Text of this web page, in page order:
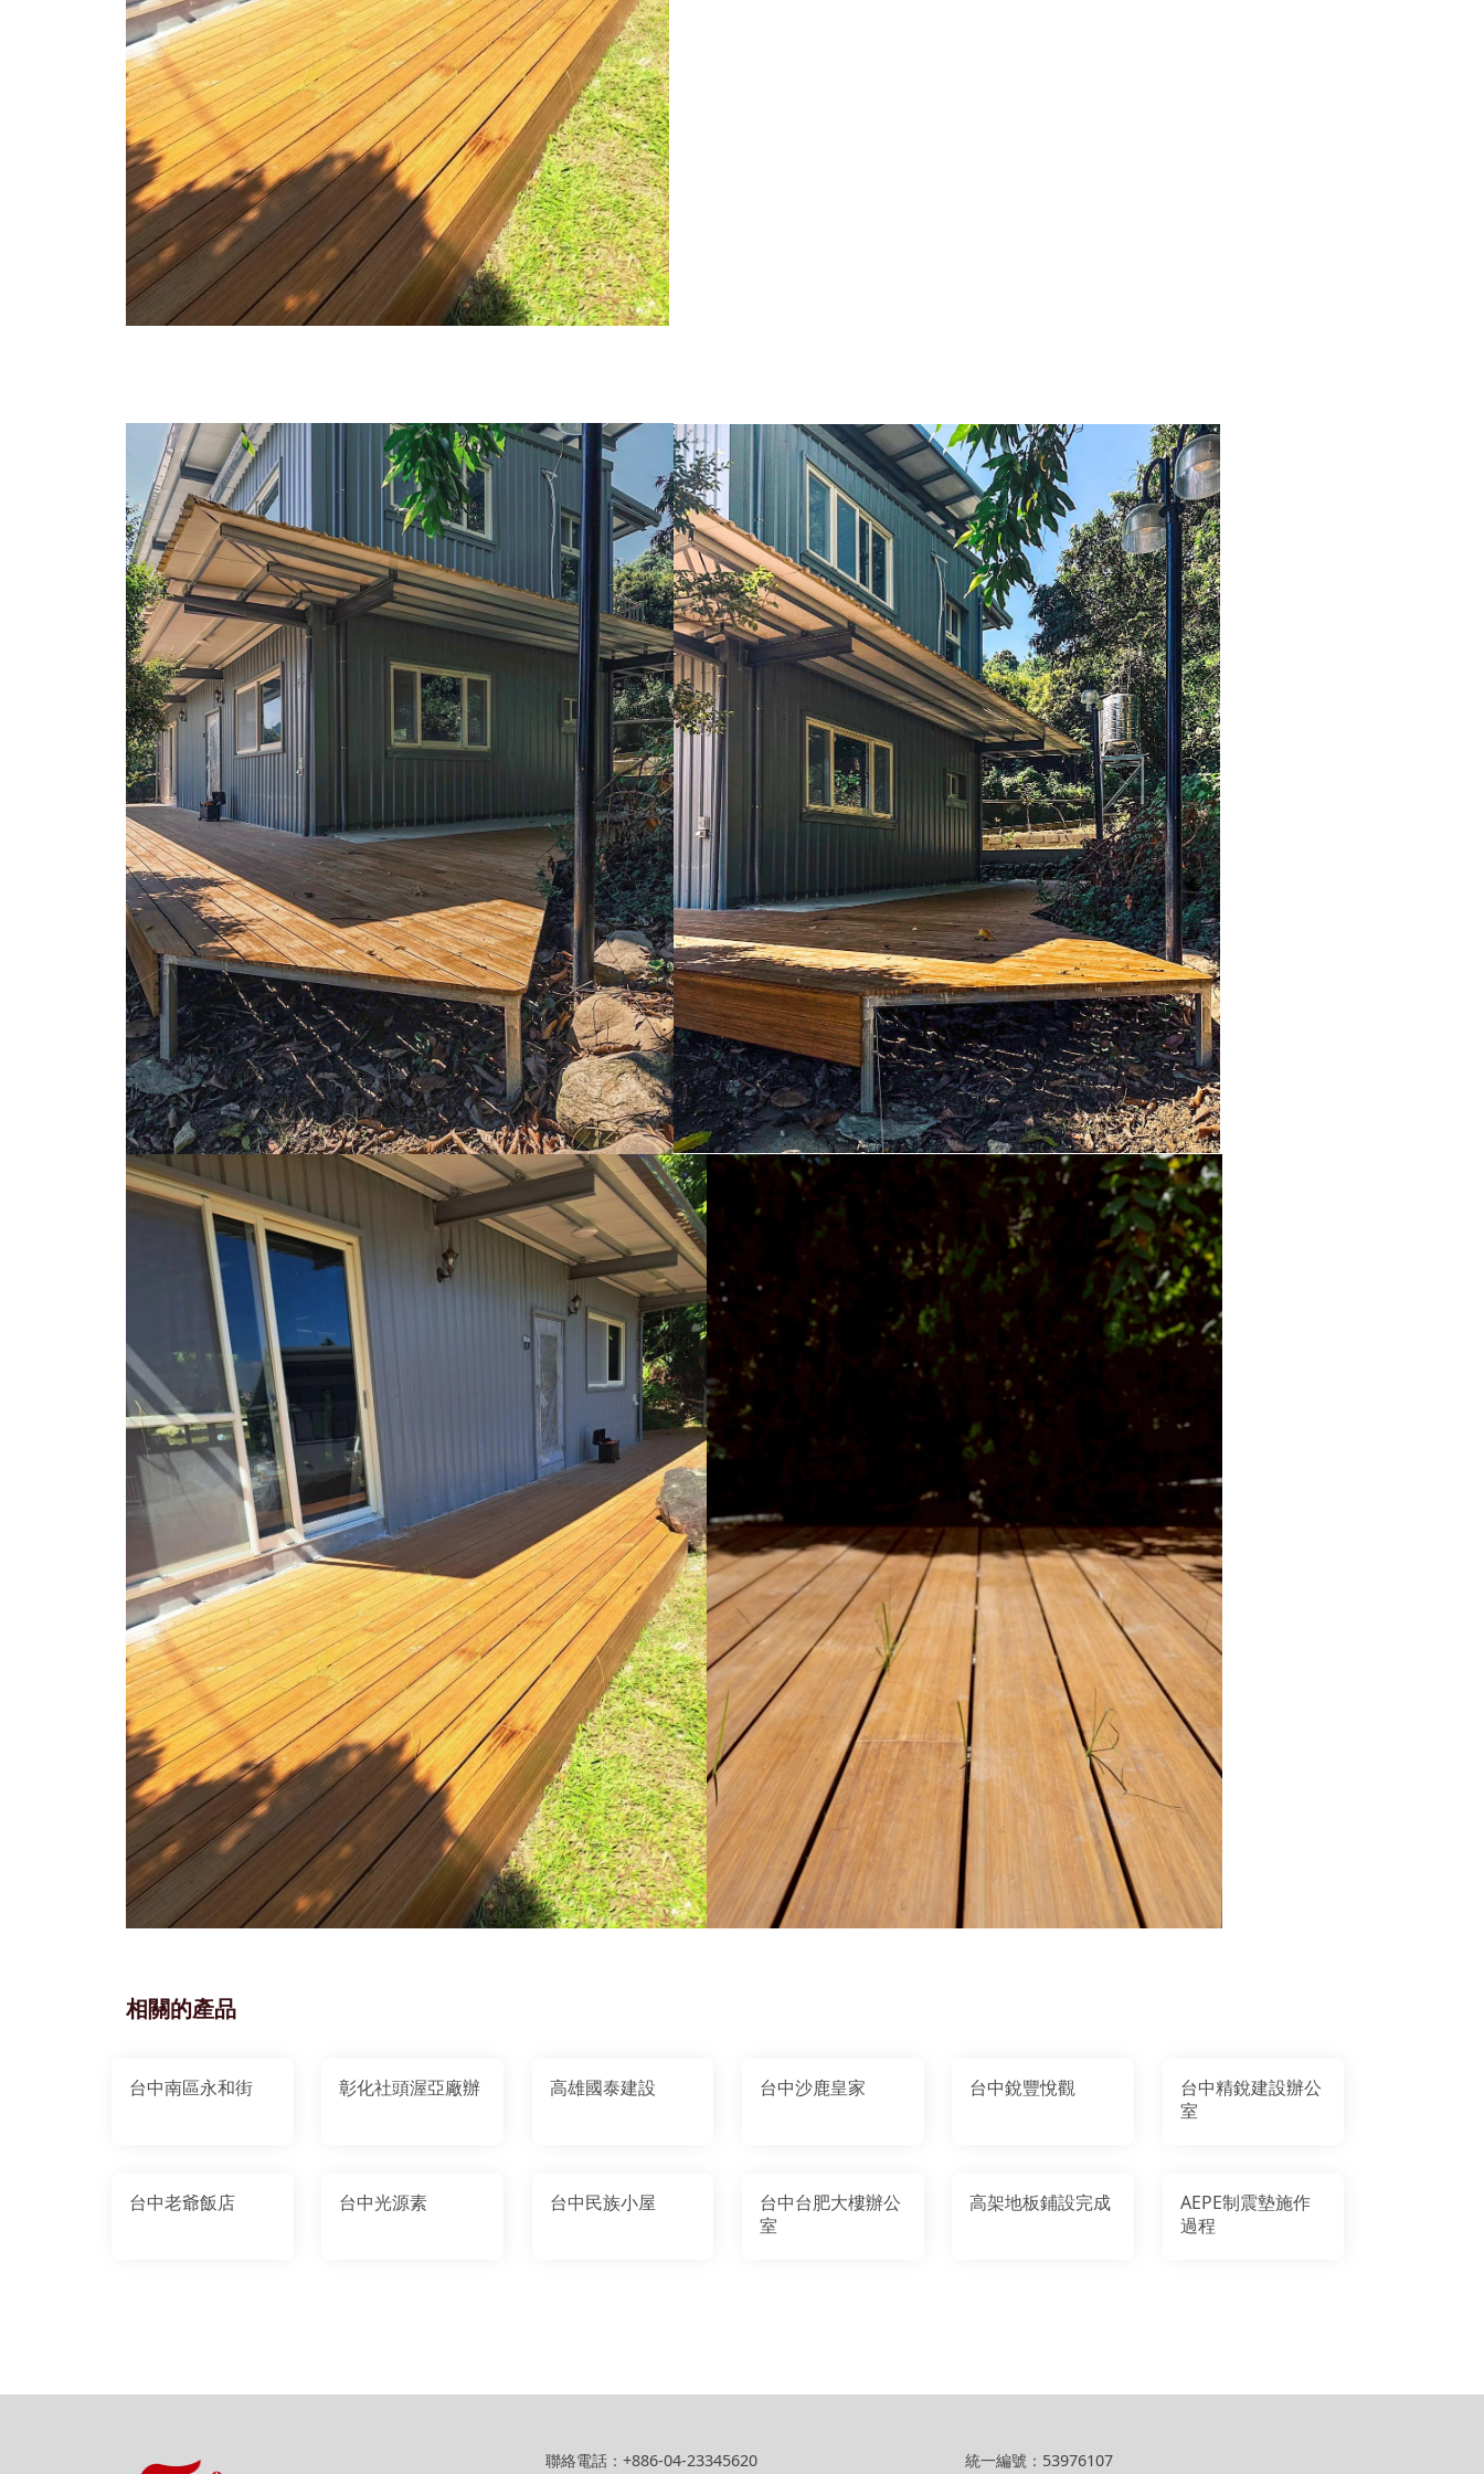
相關的產品
台中南區永和街 彰化社頭渥亞廠辦 高雄國泰建設 台中沙鹿皇家 台中銳豐悅觀
台中精銳建設辦公
室
台中老爺飯店 台中光源素 台中民族小屋
台中台肥大樓辦公
室
高架地板鋪設完成
AEPE制震墊施作
過程
聯絡電話：+886-04-23345620
統一編號：53976107